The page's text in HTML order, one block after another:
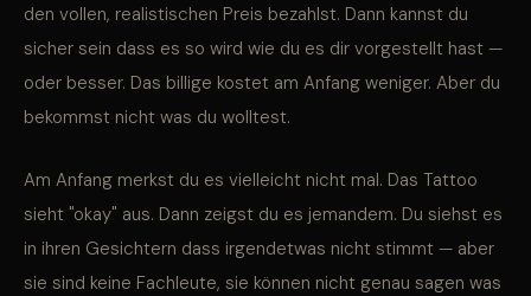
den vollen, realistischen Preis bezahlst. Dann kannst du
sicher sein dass es so wird wie du es dir vorgestellt hast —
oder besser. Das billige kostet am Anfang weniger. Aber du
bekommst nicht was du wolltest.
Am Anfang merkst du es vielleicht nicht mal. Das Tattoo
sieht "okay" aus. Dann zeigst du es jemandem. Du siehst es
in ihren Gesichtern dass irgendetwas nicht stimmt — aber
sie sind keine Fachleute, sie können nicht genau sagen was